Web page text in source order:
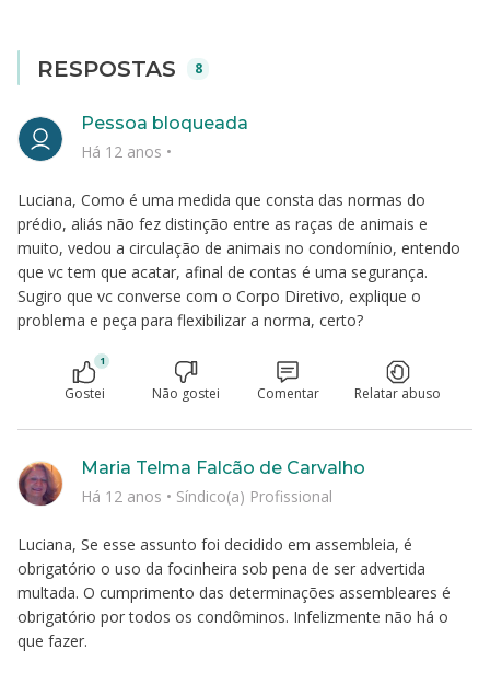
RESPOSTAS 8
Luciana, Como é uma medida que consta das normas do
prédio, aliás não fez distinção entre as raças de animais e
muito, vedou a circulação de animais no condomínio, entendo
que vc tem que acatar, afinal de contas é uma segurança.
Sugiro que vc converse com o Corpo Diretivo, explique o
problema e peça para flexibilizar a norma, certo?
Pessoa bloqueada
Há 12 anos •
1
Gostei Não gostei Comentar Relatar abuso
Luciana, Se esse assunto foi decidido em assembleia, é
obrigatório o uso da focinheira sob pena de ser advertida
multada. O cumprimento das determinações assembleares é
obrigatório por todos os condôminos. Infelizmente não há o
que fazer.
Maria Telma Falcão de Carvalho
Há 12 anos • Síndico(a) Profissional